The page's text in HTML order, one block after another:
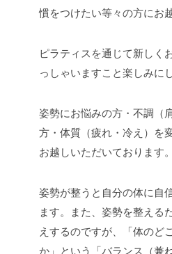
慣をつけたい等々の方にお
ピラティスを通じて新しく
っしゃいますこと楽しみに
姿勢にお悩みの方・不調（
方・体質（疲れ・冷え）を
お越しいただいております。
姿勢が整うと自分の体に自
ます。また、姿勢を整える
えするのですが、「体のど
か」という「バランス（兼